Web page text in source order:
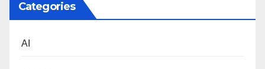
Categories
AI